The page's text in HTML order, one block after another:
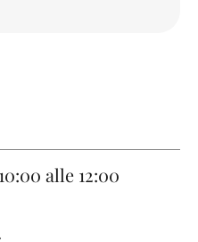
alle 12:00